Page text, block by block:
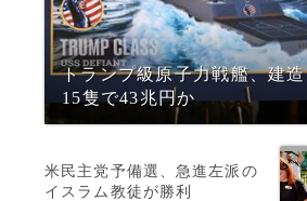
トランプ級原子力戦艦、建
15隻で43兆円か
米民主党予備選、急進左派の
イスラム教徒が勝利